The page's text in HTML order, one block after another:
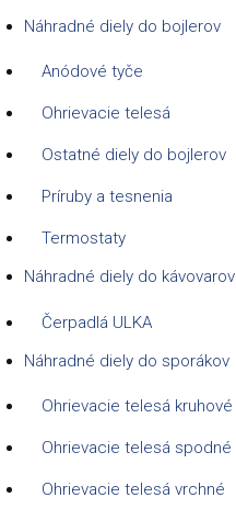
Náhradné diely do bojlerov
Anódové tyče
Ohrievacie telesá
Ostatné diely do bojlerov
Príruby a tesnenia
Termostaty
Náhradné diely do kávovarov
Čerpadlá ULKA
Náhradné diely do sporákov
Ohrievacie telesá kruhové
Ohrievacie telesá spodné
Ohrievacie telesá vrchné